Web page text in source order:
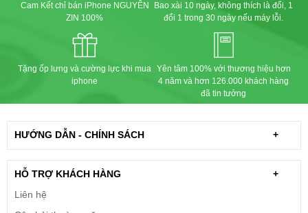
Cam Kết chỉ bán iPhone NGUYÊN
ZIN 100%
Bao xài 10 ngày, không thích là đổi, 1
đổi 1 trong 30 ngày nếu máy lỗi.
Tặng ốp lưng và cường lực khi mua
iphone
Yên tâm 100% với thương hiệu hơn
4 năm và hơn 126.000 khách hàng
đã tin tưởng
HƯỚNG DẪN - CHÍNH SÁCH +
HỖ TRỢ KHÁCH HÀNG
+
Liên hệ